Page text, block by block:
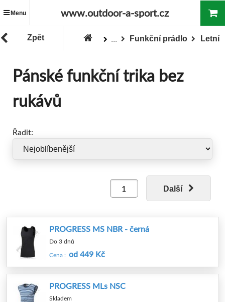
Menu www.outdoor-a-sport.cz
Zpět ... Letní
Funkční prádlo
Pánské funkční trika bez
rukávů
Řadit:
Další
PROGRESS MS NBR - černá
Do 3 dnů
Cena : od 449 Kč
PROGRESS MLs NSC
Skladem